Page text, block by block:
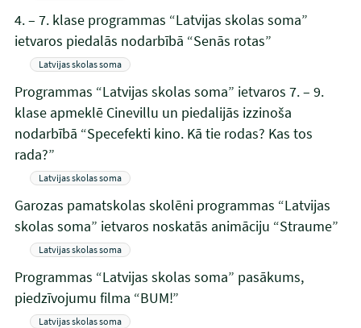
4. – 7. klase programmas “Latvijas skolas soma”
ietvaros piedalās nodarbībā “Senās rotas”
Latvijas skolas soma
Programmas “Latvijas skolas soma” ietvaros 7. – 9.
klase apmeklē Cinevillu un piedalijās izzinoša
nodarbībā “Specefekti kino. Kā tie rodas? Kas tos
rada?”
Latvijas skolas soma
Garozas pamatskolas skolēni programmas “Latvijas
skolas soma” ietvaros noskatās animāciju “Straume”
Latvijas skolas soma
Programmas “Latvijas skolas soma” pasākums,
piedzīvojumu filma “BUM!”
Latvijas skolas soma